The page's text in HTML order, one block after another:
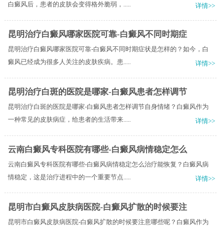
白癜风后，患者的皮肤会变得格外脆弱，.....
详情>>
昆明治疗白癜风哪家医院可靠-白癜风不同时期症
昆明治疗白癜风哪家医院可靠-白癜风不同时期症状是怎样的？如今，白
癜风已经成为很多人关注的皮肤疾病。患.....
详情>>
昆明治疗白斑的医院是哪家-白癜风患者怎样调节
昆明治疗白斑的医院是哪家-白癜风患者怎样调节自身情绪？白癜风作为
一种常见的皮肤病症，给患者的生活带来.....
详情>>
云南白癜风专科医院有哪些-白癜风病情稳定怎么
云南白癜风专科医院有哪些-白癜风病情稳定怎么治疗能恢复？白癜风病
情稳定，这是治疗进程中的一个重要节点.....
详情>>
昆明市白癜风皮肤病医院-白癜风扩散的时候要注
昆明市白癜风皮肤病医院-白癜风扩散的时候要注意哪些呢？白癜风作为